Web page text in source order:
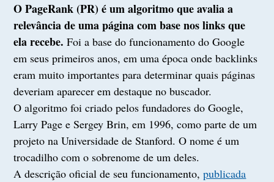
O PageRank (PR) é um algoritmo que avalia a
relevância de uma página com base nos links que
ela recebe.Foi a base do funcionamento do Google
em seus primeiros anos, em uma época onde backlinks
eram muito importantes para determinar quais páginas
deveriam aparecer em destaque no buscador.
O algoritmo foi criado pelos fundadores do Google,
Larry Page e Sergey Brin, em 1996, como parte de um
projeto na Universidade de Stanford. O nome é um
trocadilho com o sobrenome de um deles.
A descrição oficial de seu funcionamento,publicada